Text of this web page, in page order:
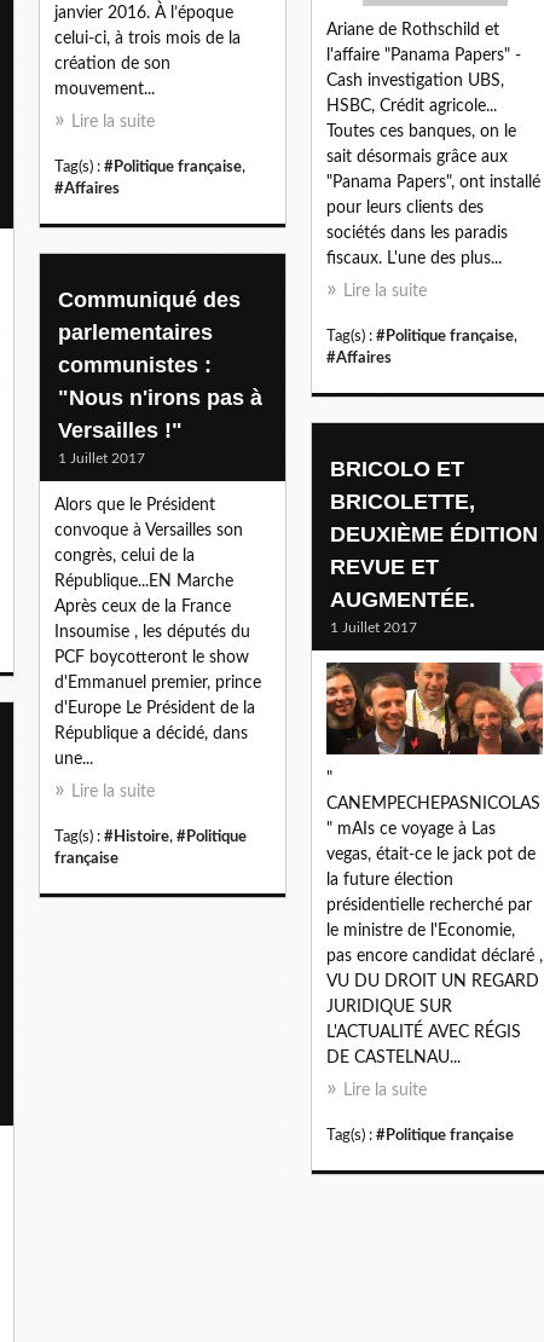
janvier 2016. À l’époque
celui-ci, à trois mois de la
création de son
mouvement...
Lire la suite
Tag(s) : #Politique française,
#Affaires
Ariane de Rothschild et
l'affaire "Panama Papers" -
Cash investigation UBS,
HSBC, Crédit agricole...
Toutes ces banques, on le
sait désormais grâce aux
"Panama Papers", ont installé
pour leurs clients des
sociétés dans les paradis
fiscaux. L'une des plus...
Lire la suite
Tag(s) : #Politique française,
#Affaires
Communiqué des
parlementaires
communistes :
"Nous n'irons pas à
Versailles !"
1 Juillet 2017
Alors que le Président
convoque à Versailles son
congrès, celui de la
République...EN Marche
Après ceux de la France
Insoumise , les députés du
PCF boycotteront le show
d'Emmanuel premier, prince
d'Europe Le Président de la
République a décidé, dans
une...
Lire la suite
Tag(s) : #Histoire, #Politique
française
BRICOLO ET
BRICOLETTE,
DEUXIÈME ÉDITION
REVUE ET
AUGMENTÉE.
1 Juillet 2017
"
CANEMPECHEPASNICOLAS
" mAIs ce voyage à Las
vegas, était-ce le jack pot de
la future élection
présidentielle recherché par
le ministre de l'Economie,
pas encore candidat déclaré ,
VU DU DROIT UN REGARD
JURIDIQUE SUR
L'ACTUALITÉ AVEC RÉGIS
DE CASTELNAU...
Lire la suite
Tag(s) : #Politique française